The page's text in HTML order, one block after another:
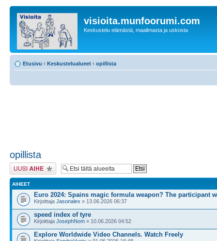
visioita.munfoorumi.com
Keskustelu elämästä, maailmasta ja uskosta
Etusivu ‹ Keskustelualueet ‹ opillista
opillista
Lähetä uusi viesti
AIHEET
Euro 2024: Spains magic formula weapon? The participant
Kirjoittaja Jasonalex » 13.06.2026 06:37
speed index of tyre
Kirjoittaja JosephNom » 10.06.2026 04:52
Explore Worldwide Video Channels. Watch Freely